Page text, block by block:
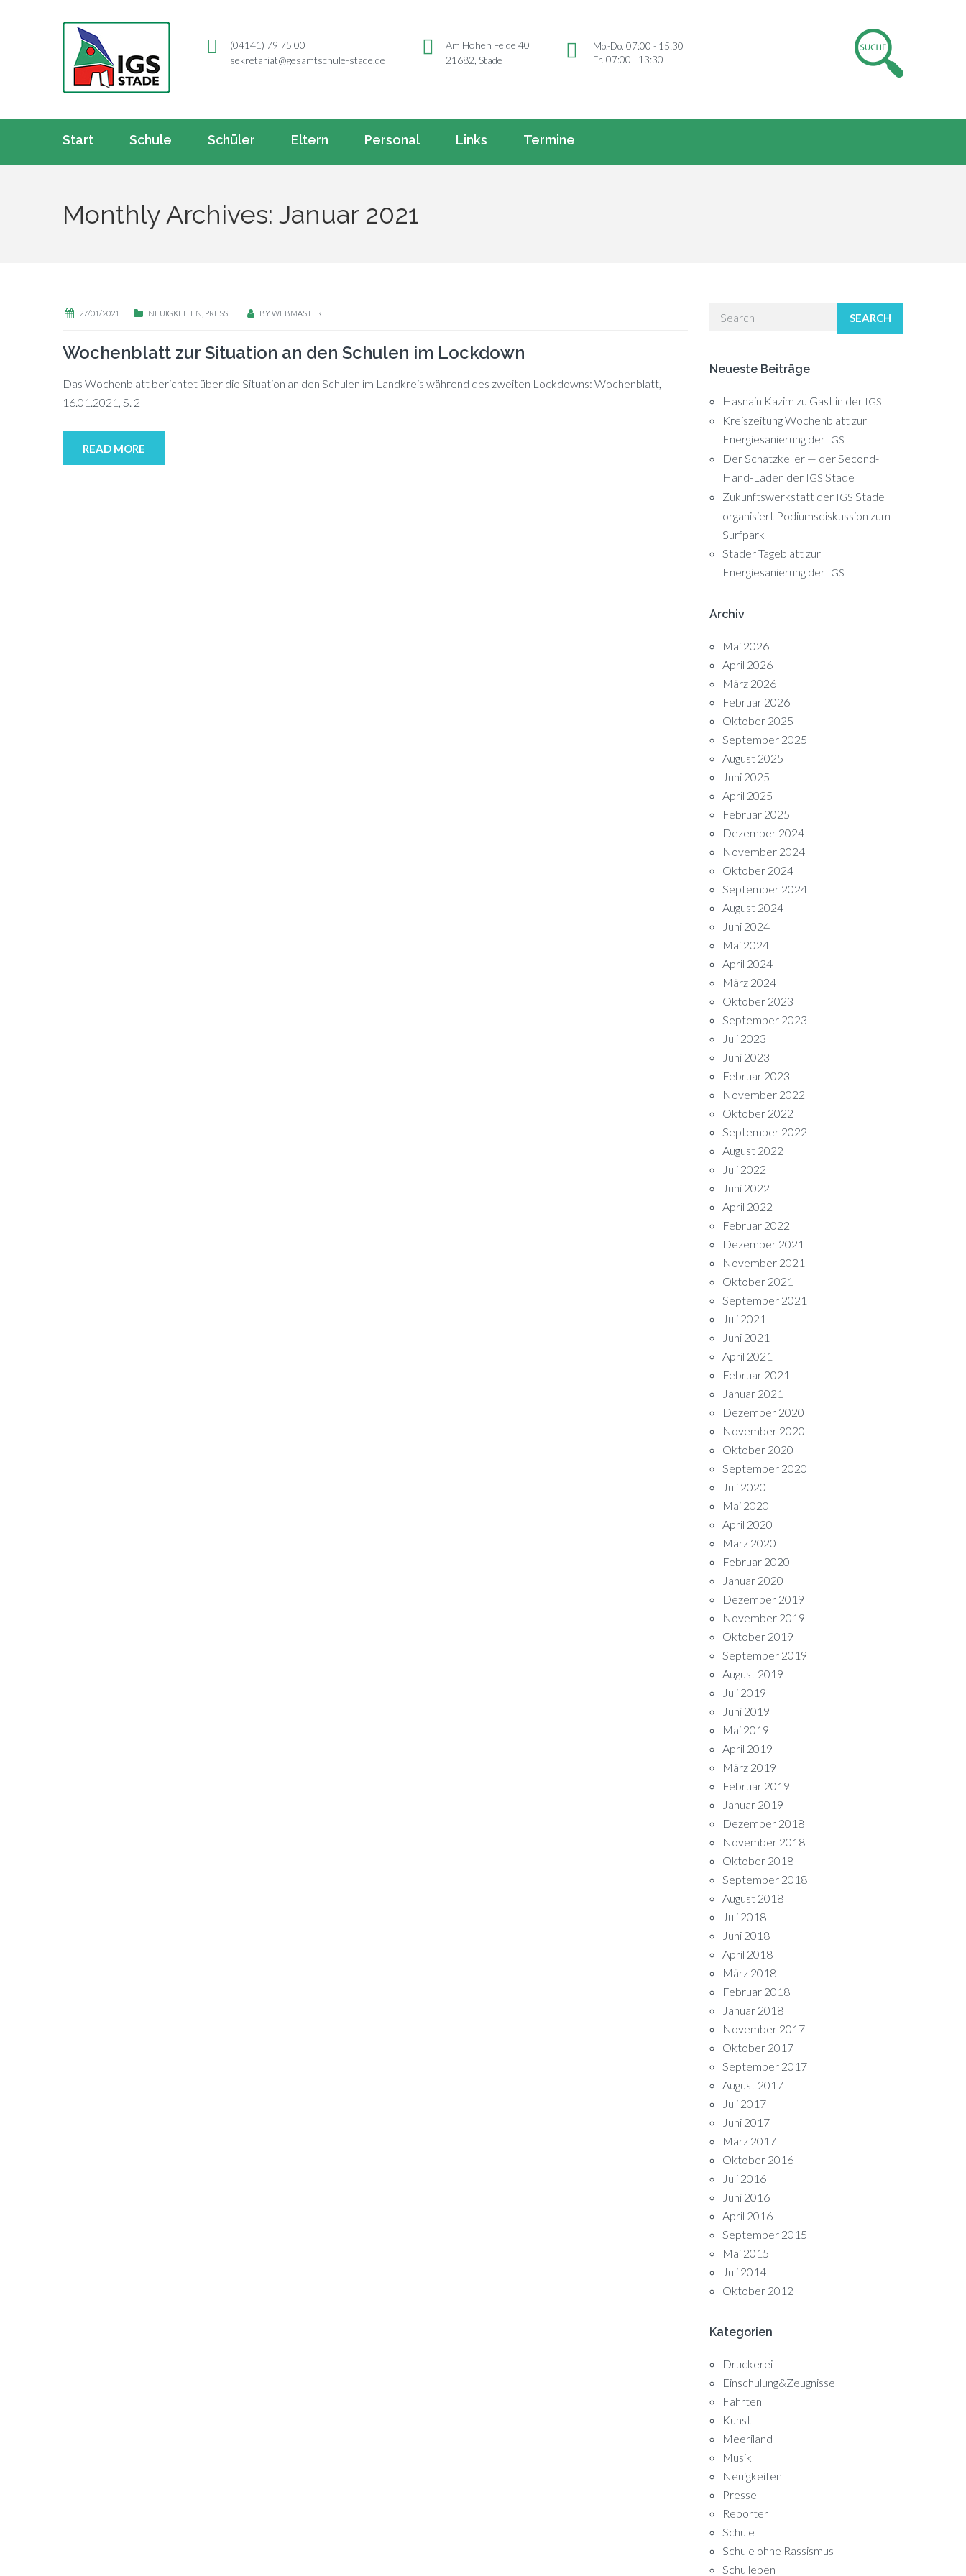
(04141) 79 75 00
sekretariat@gesamtschule-stade.de
Am Hohen Felde 40
21682, Stade
Mo.-Do. 07:00 - 15:30
Fr. 07:00 - 13:30
Start Schule Schüler Eltern Personal Links Termine
Monthly Archives: Januar 2021
27/01/2021 NEUIGKEITEN PRESSE BYWEBMASTER
Wochenblatt zur Situation an den Schulen im Lockdown
Das Wo­chen­blatt be­rich­tet über die Si­tua­ti­on an den Schu­len im Land­kreis wäh­rend des zwei­ten Lockdowns: Wo­chen­blatt,
16.01.2021, S. 2
READ MORE
SEARCH
Neueste Beiträge
Hasnain Kazim zu Gast in der IGS
Kreiszeitung Wochenblatt zur
Energiesanierung der IGS
Der Schatzkeller — der Second-
Hand-Laden der IGS Stade
Zukunftswerkstatt der IGS Stade
organisiert Podiumsdiskussion zum
Surfpark
Stader Tageblatt zur
Energiesanierung der IGS
Archiv
Mai 2026
April 2026
März 2026
Februar 2026
Oktober 2025
September 2025
August 2025
Juni 2025
April 2025
Februar 2025
Dezember 2024
November 2024
Oktober 2024
September 2024
August 2024
Juni 2024
Mai 2024
April 2024
März 2024
Oktober 2023
September 2023
Juli 2023
Juni 2023
Februar 2023
November 2022
Oktober 2022
September 2022
August 2022
Juli 2022
Juni 2022
April 2022
Februar 2022
Dezember 2021
November 2021
Oktober 2021
September 2021
Juli 2021
Juni 2021
April 2021
Februar 2021
Januar 2021
Dezember 2020
November 2020
Oktober 2020
September 2020
Juli 2020
Mai 2020
April 2020
März 2020
Februar 2020
Januar 2020
Dezember 2019
November 2019
Oktober 2019
September 2019
August 2019
Juli 2019
Juni 2019
Mai 2019
April 2019
März 2019
Februar 2019
Januar 2019
Dezember 2018
November 2018
Oktober 2018
September 2018
August 2018
Juli 2018
Juni 2018
April 2018
März 2018
Februar 2018
Januar 2018
November 2017
Oktober 2017
September 2017
August 2017
Juli 2017
Juni 2017
März 2017
Oktober 2016
Juli 2016
Juni 2016
April 2016
September 2015
Mai 2015
Juli 2014
Oktober 2012
Kategorien
Druckerei
Einschulung&Zeugnisse
Fahrten
Kunst
Meeriland
Musik
Neuigkeiten
Presse
Reporter
Schule
Schule ohne Rassismus
Schulleben